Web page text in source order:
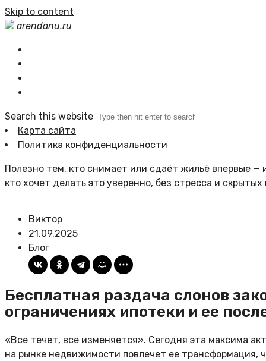
Skip to content
arendanu.ru
Search this website
Карта сайта
Политика конфиденциальности
Полезно тем, кто снимает или сдаёт жильё впервые —
кто хочет делать это уверенно, без стресса и
Виктор
21.09.2025
Блог
Бесплатная раздача слонов
ограничениях ипотеки и ее
«Все течет, все изменяется». Сегодня эта максима
на рынке недвижимости повлечет ее трансформация,